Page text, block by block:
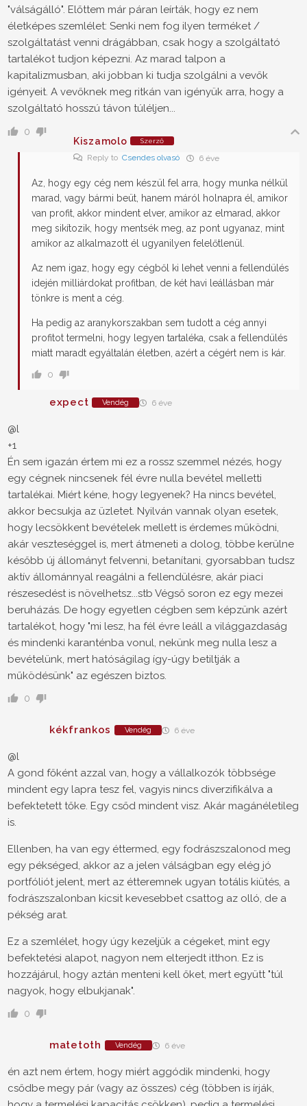
"válságálló". Előttem már páran leírták, hogy ez nem
életképes szemlélet: Senki nem fog ilyen terméket /
szolgáltatást venni drágábban, csak hogy a szolgáltató
tartalékot tudjon képezni. Az marad talpon a
kapitalizmusban, aki jobban ki tudja szolgálni a vevők
igényeit. A vevőknek meg ritkán van igényük arra, hogy a
szolgáltató hosszú távon túléljen...
0
Kiszamolo
Szerző
Reply to Csendes olvasó 6 éve
Az, hogy egy cég nem készül fel arra, hogy munka nélkül
marad, vagy bármi beüt, hanem máról holnapra él, amikor
van profit, akkor mindent elver, amikor az elmarad, akkor
meg sikítozik, hogy mentsék meg, az pont ugyanaz, mint
amikor az alkalmazott él ugyanilyen felelőtlenül.
Az nem igaz, hogy egy cégből ki lehet venni a fellendülés
idején milliárdokat profitban, de két havi leállásban már
tönkre is ment a cég.
Ha pedig az aranykorszakban sem tudott a cég annyi
profitot termelni, hogy legyen tartaléka, csak a fellendülés
miatt maradt egyáltalán életben, azért a cégért nem is kár.
0
expect Vendég 6 éve
@l
+1
Én sem igazán értem mi ez a rossz szemmel nézés, hogy
egy cégnek nincsenek fél évre nulla bevétel melletti
tartalékai. Miért kéne, hogy legyenek? Ha nincs bevétel,
akkor becsukja az üzletet. Nyilván vannak olyan esetek,
hogy lecsökkent bevételek mellett is érdemes működni,
akár veszteséggel is, mert átmeneti a dolog, többe kerülne
később új állományt felvenni, betanítani, gyorsabban tudsz
aktív állománnyal reagálni a fellendülésre, akár piaci
részesedést is növelhetsz...stb Végső soron ez egy mezei
beruházás. De hogy egyetlen cégben sem képzünk azért
tartalékot, hogy "mi lesz, ha fél évre leáll a világgazdaság
és mindenki karanténba vonul, nekünk meg nulla lesz a
bevételünk, mert hatóságilag így-úgy betiltják a
működésünk" az egészen biztos.
0
kékfrankos Vendég 6 éve
@l
A gond főként azzal van, hogy a vállalkozók többsége
mindent egy lapra tesz fel, vagyis nincs diverzifikálva a
befektetett tőke. Egy csőd mindent visz. Akár magánéletileg
is.
Ellenben, ha van egy éttermed, egy fodrászszalonod meg
egy pékséged, akkor az a jelen válságban egy elég jó
portfóliót jelent, mert az étteremnek ugyan totális kiütés, a
fodrászszalonban kicsit kevesebbet csattog az olló, de a
pékség arat.
Ez a szemlélet, hogy úgy kezeljük a cégeket, mint egy
befektetési alapot, nagyon nem elterjedt itthon. Ez is
hozzájárul, hogy aztán menteni kell őket, mert együtt "túl
nagyok, hogy elbukjanak".
0
matetoth Vendég 6 éve
én azt nem értem, hogy miért aggódik mindenki, hogy
csődbe megy pár (vagy az összes) cég (többen is írják,